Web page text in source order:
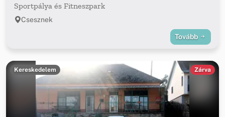
Sportpálya és Fitneszpark
Csesznek
Tovább
Kereskedelem Zárva